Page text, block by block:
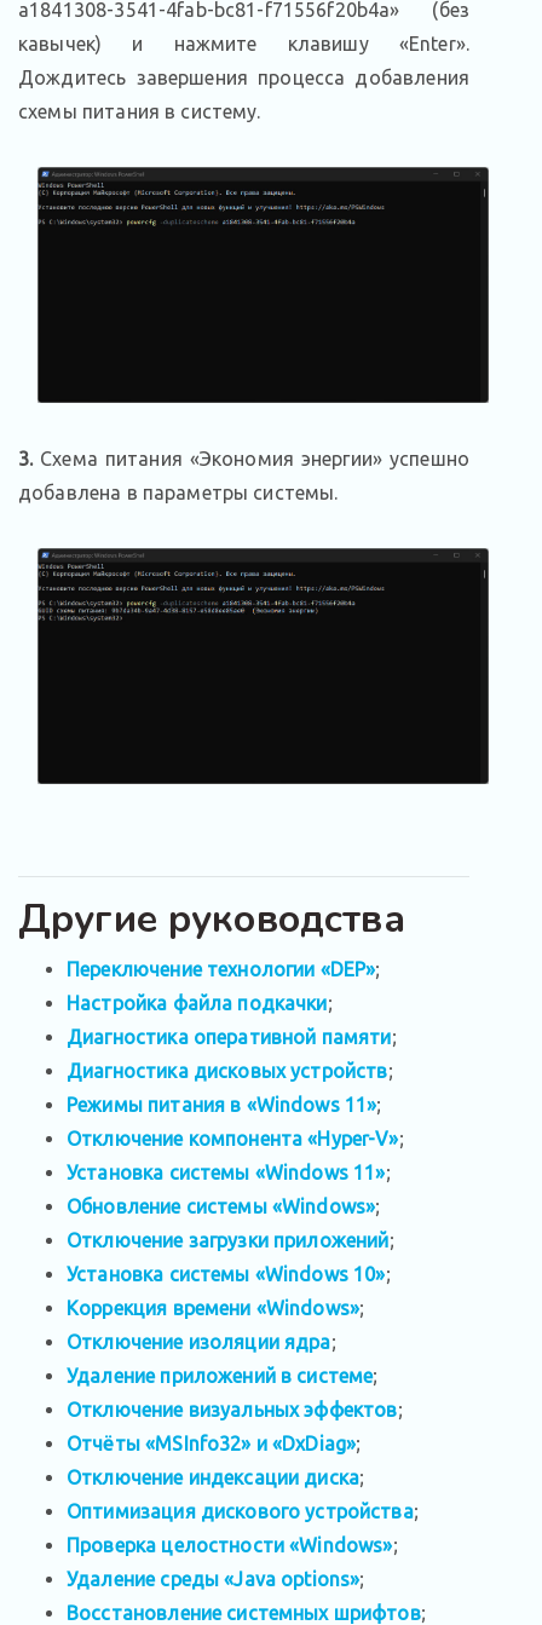
a1841308-3541-4fab-bc81-f71556f20b4a» (без
кавычек) и нажмите клавишу «Enter».
Дождитесь завершения процесса добавления
схемы питания в систему.
3. Схема питания «Экономия энергии» успешно
добавлена в параметры системы.
Другие руководства
Переключение технологии «DEP»;
Настройка файла подкачки;
Диагностика оперативной памяти;
Диагностика дисковых устройств;
Режимы питания в «Windows 11»;
Отключение компонента «Hyper-V»;
Установка системы «Windows 11»;
Обновление системы «Windows»;
Отключение загрузки приложений;
Установка системы «Windows 10»;
Коррекция времени «Windows»;
Отключение изоляции ядра;
Удаление приложений в системе;
Отключение визуальных эффектов;
Отчёты «MSInfo32» и «DxDiag»;
Отключение индексации диска;
Оптимизация дискового устройства;
Проверка целостности «Windows»;
Удаление среды «Java options»;
Восстановление системных шрифтов;